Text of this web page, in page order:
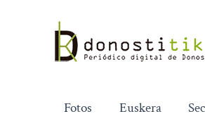
contenido
Fotos Euskera